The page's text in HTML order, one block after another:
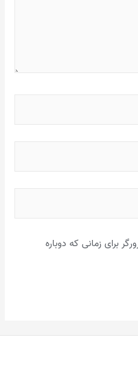
برای زمانی که دوباره